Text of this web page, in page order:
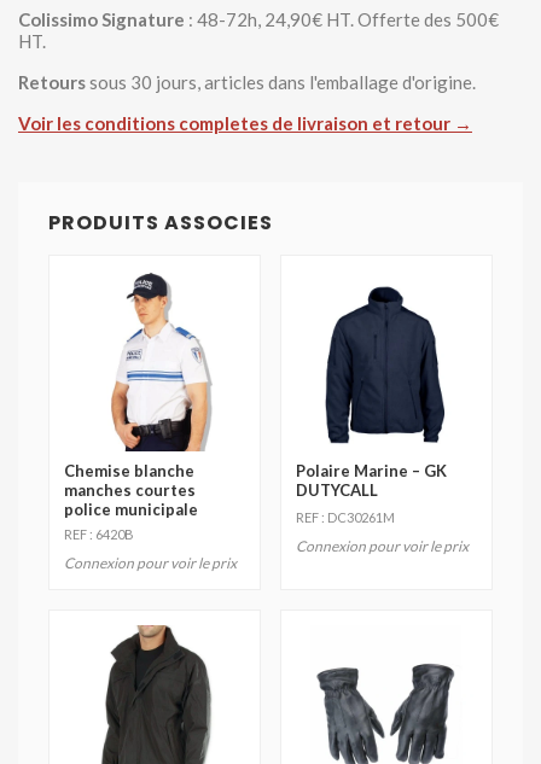
Colissimo Signature : 48-72h, 24,90€ HT. Offerte des 500€
HT.
Retourssous 30 jours, articles dans l'emballage d'origine.
Voir les conditions completes de livraison et retour →
PRODUITS ASSOCIES
Chemise blanche
manches courtes
police municipale
REF : 6420B
Connexion pour voir le prix
Polaire Marine – GK
DUTYCALL
REF : DC30261M
Connexion pour voir le prix